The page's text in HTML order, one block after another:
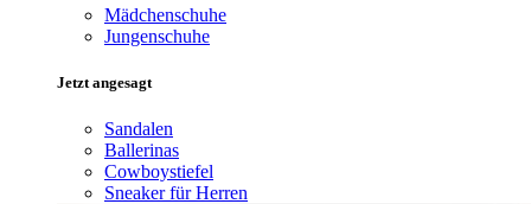
Mädchenschuhe
Jungenschuhe
Jetzt angesagt
Sandalen
Ballerinas
Cowboystiefel
Sneaker für Herren